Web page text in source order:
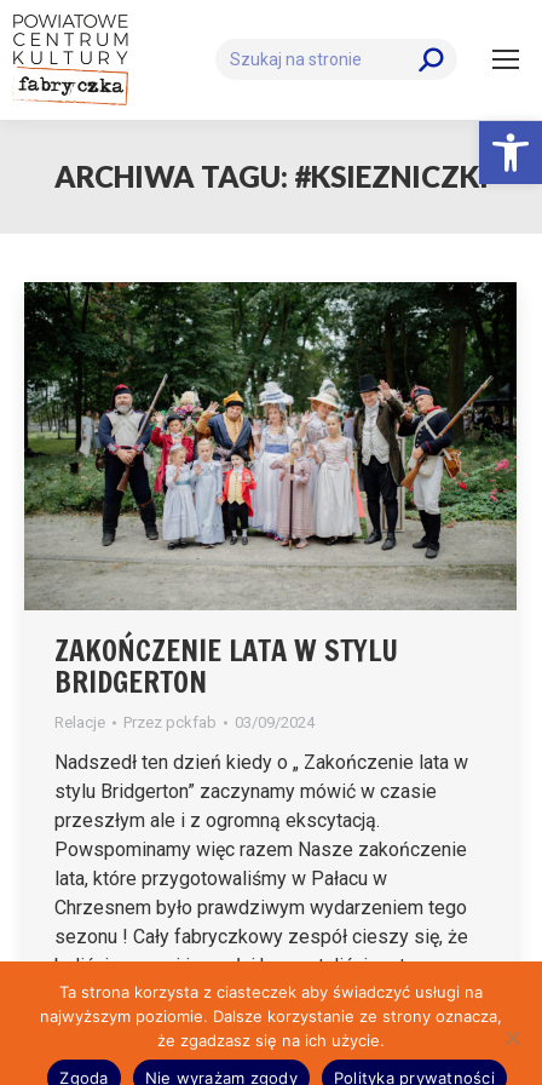
Szukaj:
ARCHIWA TAGU: #KSIEZNICZKI
ZAKOŃCZENIE LATA W STYLU
BRIDGERTON
Relacje Przez pckfab 03/09/2024
Nadszedł ten dzień kiedy o „ Zakończenie lata w
stylu Bridgerton” zaczynamy mówić w czasie
przeszłym ale i z ogromną ekscytacją.
Powspominamy więc razem Nasze zakończenie
lata, które przygotowaliśmy w Pałacu w
Chrzesnem było prawdziwym wydarzeniem tego
sezonu ! Cały fabryczkowy zespół cieszy się, że
byliście z nami i w pełni korzystaliście z tego co…
© Fabryczka 2026 | Przygotowane przez: Reklama-Wolomin.pl ht6.pl
Ta strona korzysta z ciasteczek aby świadczyć usługi na
najwyższym poziomie. Dalsze korzystanie ze strony oznacza,
że zgadzasz się na ich użycie.
Zgoda
Nie wyrażam zgody Polityka prywatności